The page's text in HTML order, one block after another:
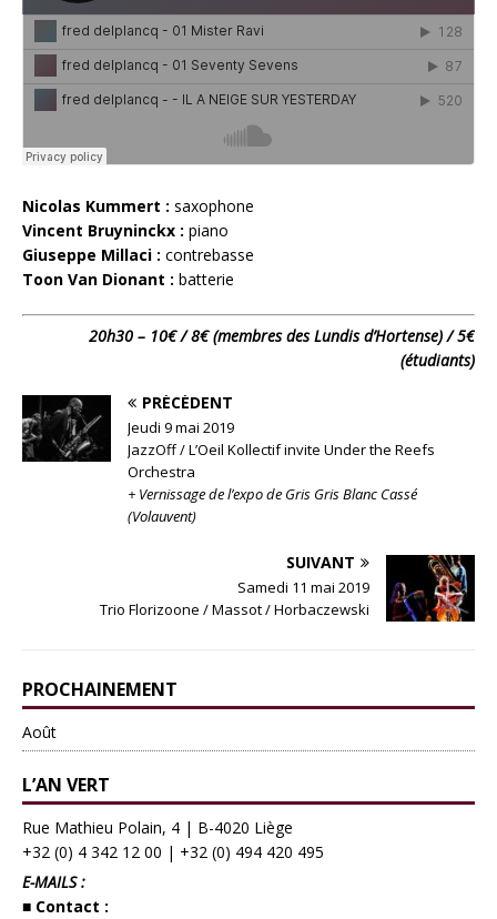
Nicolas Kummert : saxophone
Vincent Bruyninckx : piano
Giuseppe Millaci : contrebasse
Toon Van Dionant : batterie
20h30 – 10€ / 8€ (membres des Lundis d’Hortense) / 5€
(étudiants)
PRÉCÉDENT
Jeudi 9 mai 2019
JazzOff / L’Oeil Kollectif invite Under the Reefs
Orchestra
+ Vernissage de l’expo de Gris Gris Blanc Cassé
(Volauvent)
SUIVANT
Samedi 11 mai 2019
Trio Florizoone / Massot / Horbaczewski
PROCHAINEMENT
Août
L’AN VERT
Rue Mathieu Polain, 4 | B-4020 Liège
+32 (0) 4 342 12 00 | +32 (0) 494 420 495
E-MAILS :
■ Contact :